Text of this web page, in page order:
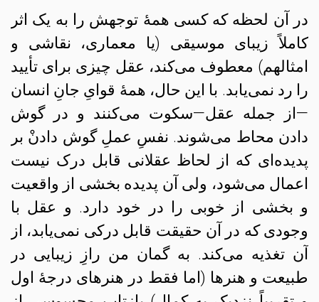
در آن لحظه که کسی همهٔ توجهش را به یک اثر
کاملاً زیبای موسیقی (یا معماری، نقاشی و
امثالهم) معطوف می‌کند، عقل چیزی برای تأیید
را رد نمی‌یابد. با این حال، همهٔ قوایِ جانِ انسان
—از جمله عقل—سکوت می‌کنند و در گوش
دادن محاط می‌شوند. نفسِ عملِ گوش دادنْ بر
پدیده‌ای که از لحاظ عقلانی قابل درک نیست
اعمال می‌شود، ولی آن پدیده بخشی از واقعیت
و بخشی از خوبی را در خود دارد. و عقل با
وجودی که در آن حقیقت قابل درکی نمی‌یابد، از
آن تغذیه می‌کند. به گمان من رازِ زیبایی در
طبیعت و هنرها (اما فقط در هنرهای درجهٔ اول